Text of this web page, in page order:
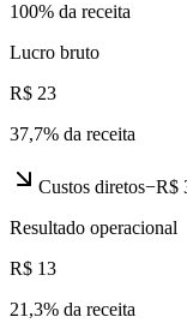
100% da receita
Lucro bruto
R$ 23
37,7% da receita
Custos diretos−R$
Resultado operacional
R$ 13
21,3% da receita